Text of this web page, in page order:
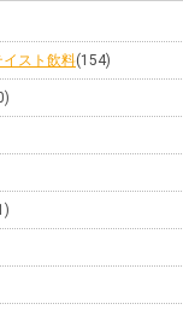
イスト飲料(154)